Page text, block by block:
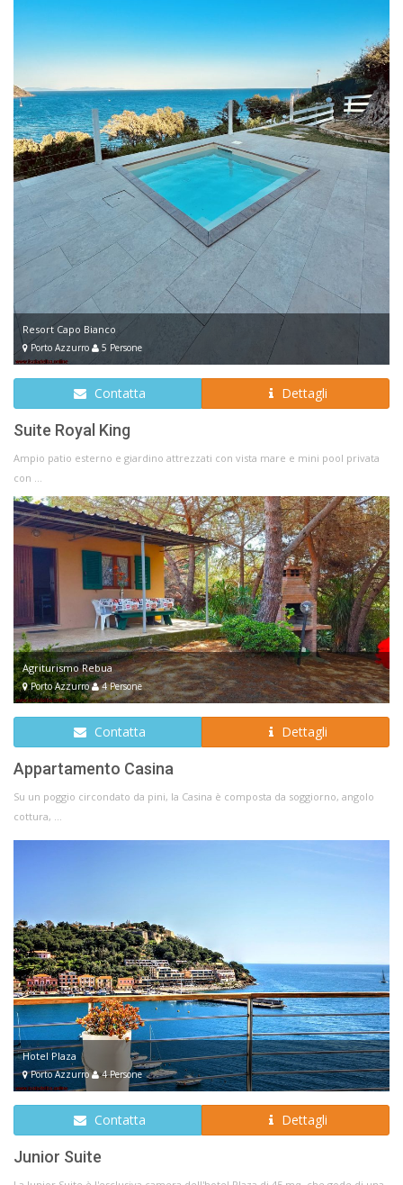
Resort Capo Bianco
Porto Azzurro 5 Persone
Contatta Dettagli
Suite Royal King
Ampio patio esterno e giardino attrezzati con vista mare e mini pool privata
con ...
Agriturismo Rebua
Porto Azzurro 4 Persone
Contatta Dettagli
Appartamento Casina
Su un poggio circondato da pini, la Casina è composta da soggiorno, angolo
cottura, ...
Hotel Plaza
Porto Azzurro 4 Persone
Contatta Dettagli
Junior Suite